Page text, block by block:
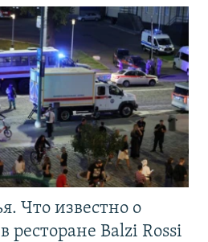
Что известно о
ресторане Balzi Rossi